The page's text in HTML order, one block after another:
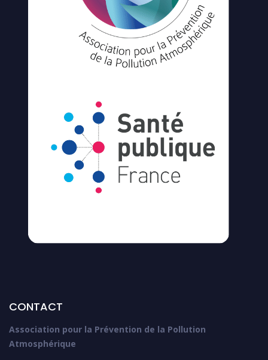
CONTACT
Association pour la Prévention de la Pollution
Atmosphérique